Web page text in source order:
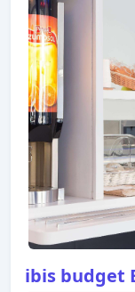
ibis budget